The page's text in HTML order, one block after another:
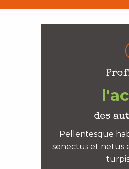
des
Pellentesque
senectus et netus